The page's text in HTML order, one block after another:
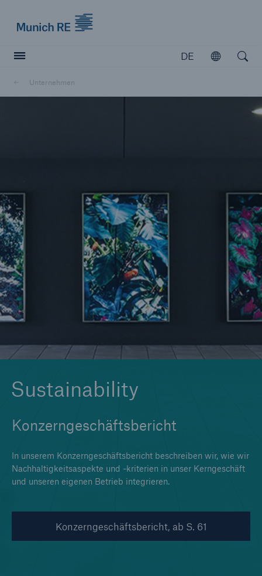
DE
Öffnen
Unternehmen
Sustainability
Konzerngeschäftsbericht
In unserem Konzerngeschäftsbericht beschreiben wir, wie wir
Nachhaltigkeitsaspekte und -kriterien in unser Kerngeschäft
und unseren eigenen Betrieb integrieren.
Konzerngeschäftsbericht, ab S. 61
Tech Trend Radar 2026